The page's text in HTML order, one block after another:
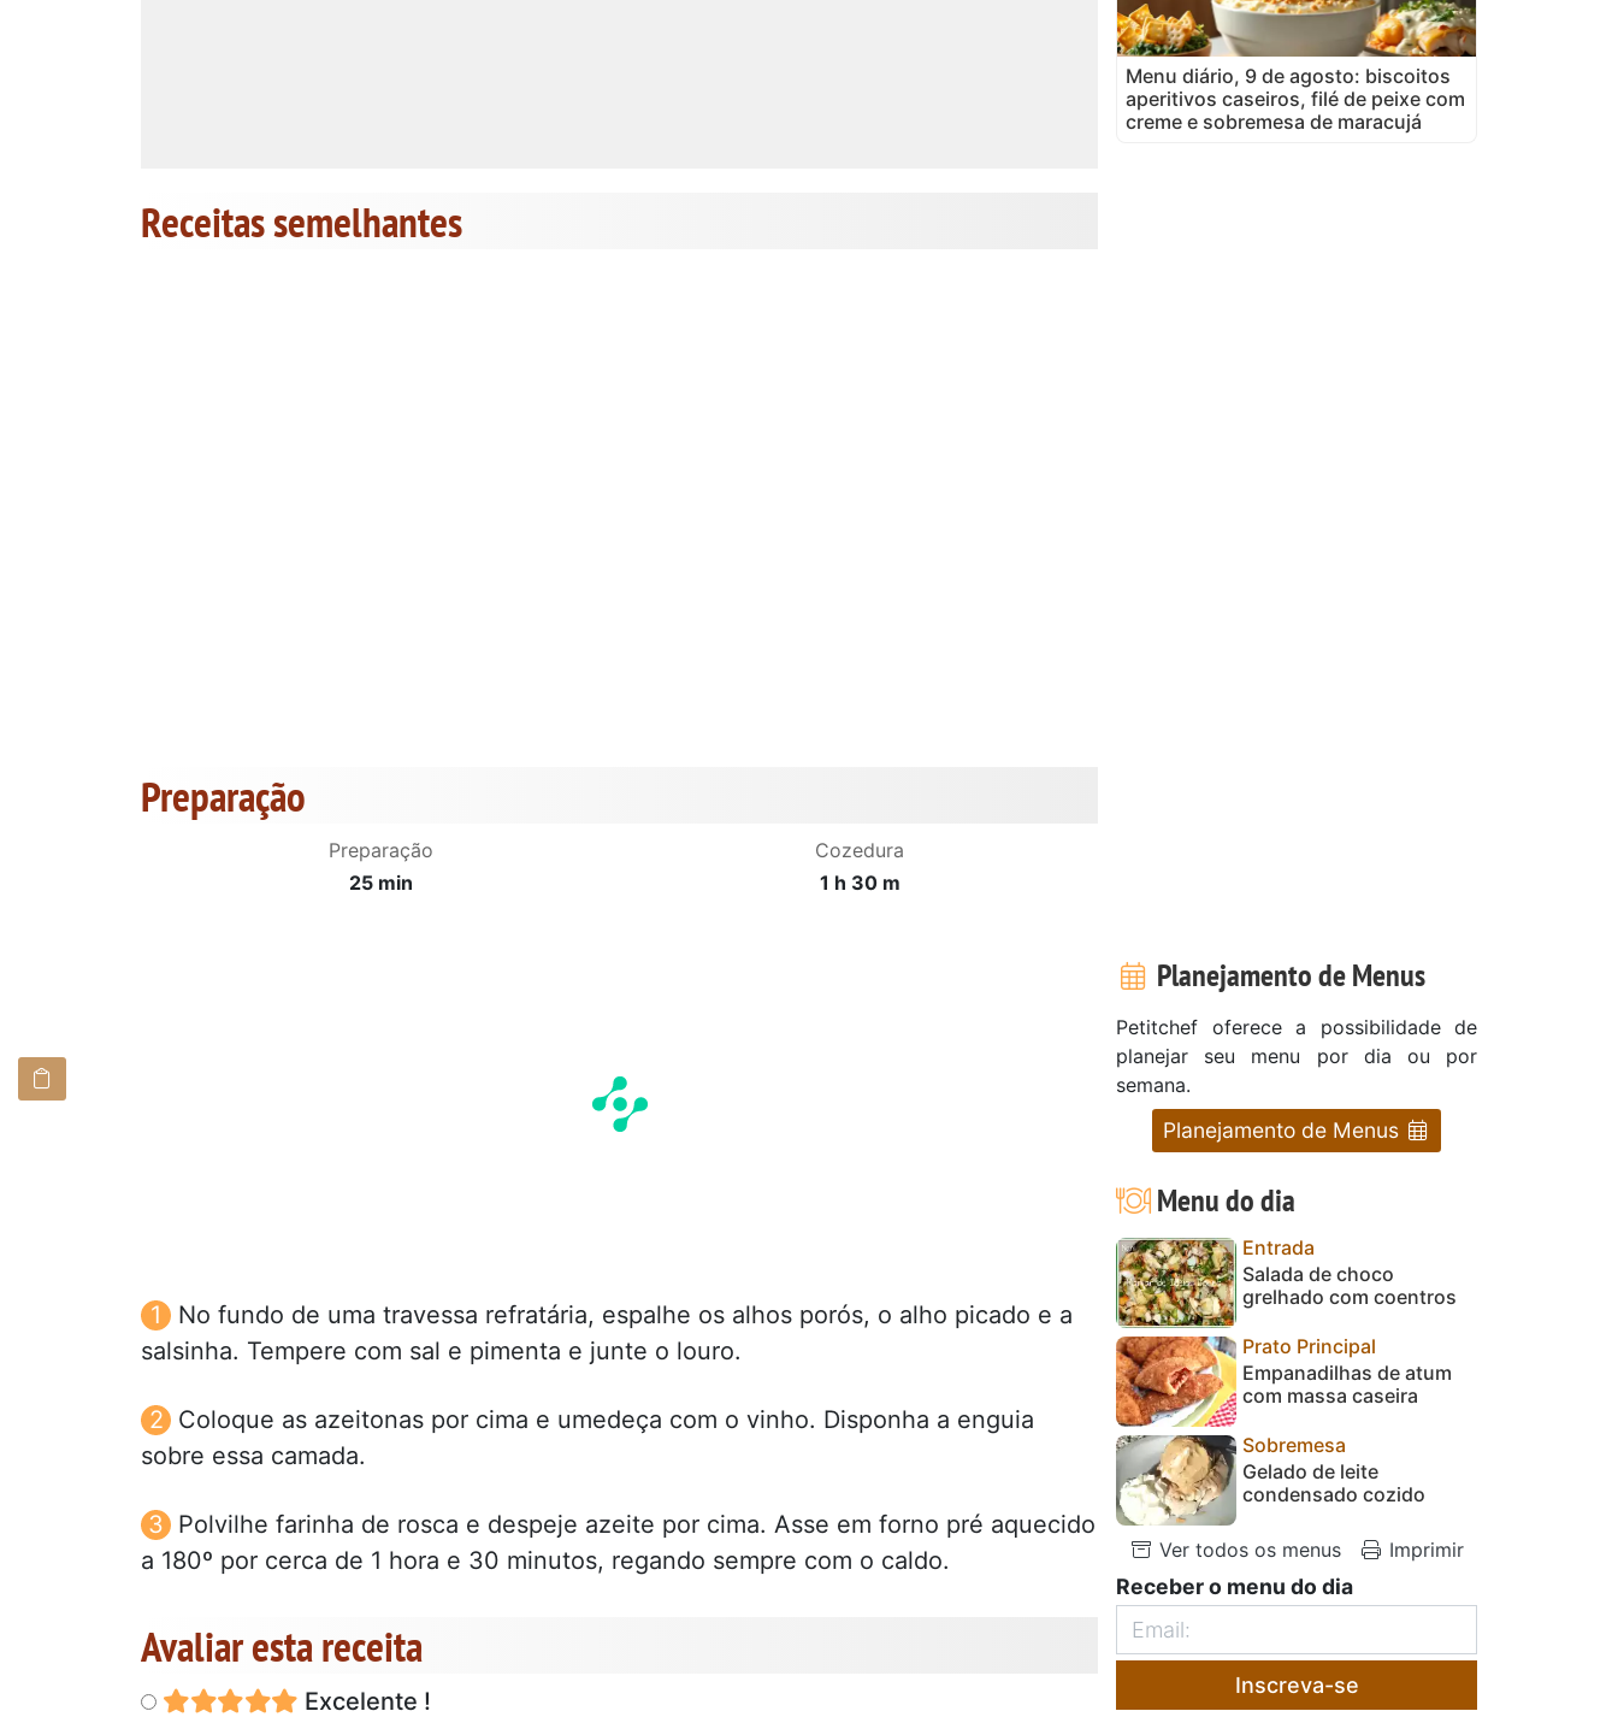
Receitas semelhantes
Preparação
Preparação
25 min
Cozedura
1 h 30 m
No fundo de uma travessa refratária, espalhe os alhos porós, o alho picado e a
salsinha. Tempere com sal e pimenta e junte o louro.
Coloque as azeitonas por cima e umedeça com o vinho. Disponha a enguia
sobre essa camada.
Polvilhe farinha de rosca e despeje azeite por cima. Asse em forno pré aquecido
a 180º por cerca de 1 hora e 30 minutos, regando sempre com o caldo.
Avaliar esta receita
Excelente !
Menu diário, 9 de agosto: biscoitos
aperitivos caseiros, filé de peixe com
creme e sobremesa de maracujá
Planejamento de Menus
Petitchef oferece a possibilidade de
planejar seu menu por dia ou por
semana.
Planejamento de Menus
Menu do dia
Entrada
Salada de choco
grelhado com coentros
Prato Principal
Empanadilhas de atum
com massa caseira
Sobremesa
Gelado de leite
condensado cozido
Ver todos os menus Imprimir
Receber o menu do dia
Inscreva-se